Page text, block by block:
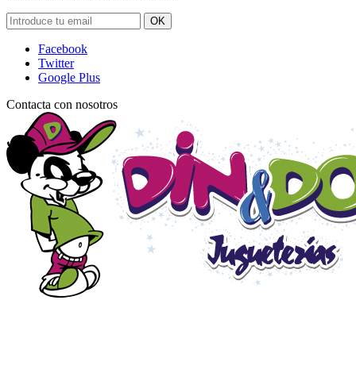
OK
Facebook
Twitter
Google Plus
Contacta con nosotros